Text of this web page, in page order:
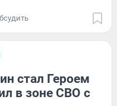
стал Героем
в зоне СВО с